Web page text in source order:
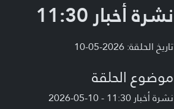
نشرة أخبار 11:30
تاريخ الحلقة: 2026-05-10
موضوع الحلقة
نشرة أخبار 11:30 - 10-05-2026